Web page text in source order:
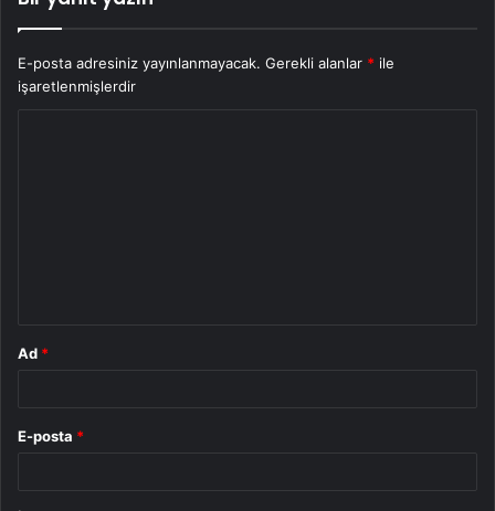
E-posta adresiniz yayınlanmayacak. Gerekli alanlar * ile
işaretlenmişlerdir
Ad *
E-posta *